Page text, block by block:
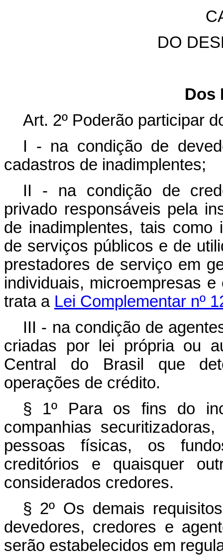
DO
Dos
Art. 2º Poderão participar
I - na condição de
cadastros de inadimplentes;
II - na condição de
privado responsáveis pela
de inadimplentes, tais como
de serviços públicos e de
prestadores de serviço em
individuais, microempresas
trata a Lei Complementar nº
III - na condição de
criadas por lei própria ou
Central do Brasil que
operações de crédito.
§ 1º Para os fins do
companhias
pessoas físicas, os
creditórios e quaisquer
considerados credores.
§ 2º Os demais
devedores, credores e
serão estabelecidos em